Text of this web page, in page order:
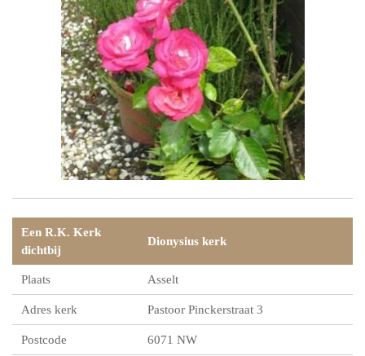
Een R.K. Kerk
dichtbij
Dionysius kerk
Plaats Asselt
Adres kerk Pastoor Pinckerstraat 3
Postcode 6071 NW